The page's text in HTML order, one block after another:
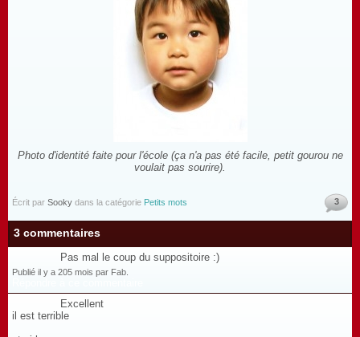
Photo d'identité faite pour l'école (ça n'a pas été facile, petit gourou ne
voulait pas sourire).
Écrit par Sooky dans la catégorie Petits mots 3
3 commentaires
Pas mal le coup du suppositoire :)
Publié il y a 205 mois par Fab.
Excellent
il est terrible